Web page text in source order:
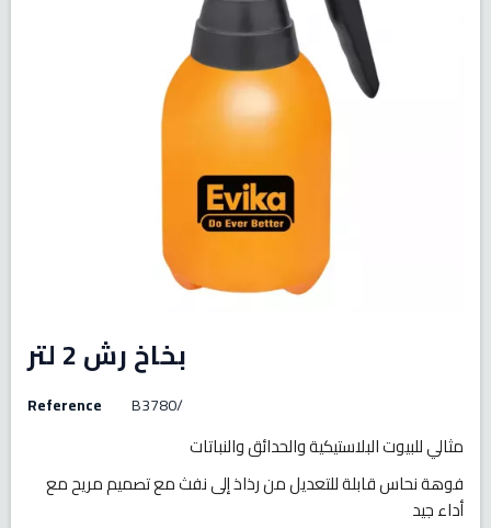
بخاخ رش 2 لتر
Reference B3780/
مثالي للبيوت البلاستيكية والحدائق والنباتات
فوهة نحاس قابلة للتعديل من رذاذ إلى نفث مع تصميم مريح مع
أداء جيد